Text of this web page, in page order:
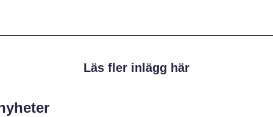
Läs fler inlägg här